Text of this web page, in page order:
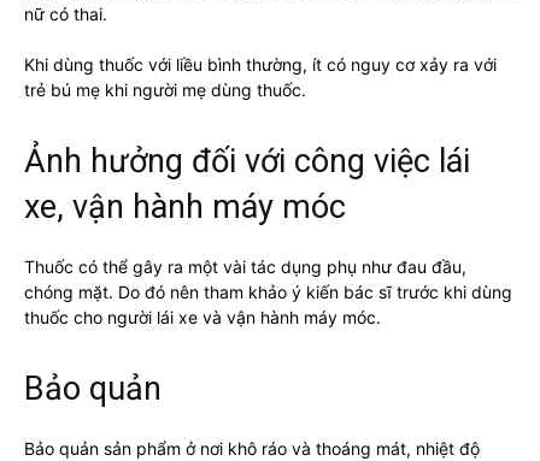
nữ có thai.
Khi dùng thuốc với liều bình thường, ít có nguy cơ xảy ra với
trẻ bú mẹ khi người mẹ dùng thuốc.
Ảnh hưởng đối với công việc lái
xe, vận hành máy móc
Thuốc có thể gây ra một vài tác dụng phụ như đau đầu,
chóng mặt. Do đó nên tham khảo ý kiến bác sĩ trước khi dùng
thuốc cho người lái xe và vận hành máy móc.
Bảo quản
Bảo quản sản phẩm ở nơi khô ráo và thoáng mát, nhiệt độ